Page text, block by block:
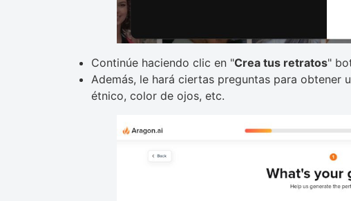
Continúe haciendo clic en "Crea tus retratos"
Además, le hará ciertas preguntas para
étnico, color de ojos, etc.